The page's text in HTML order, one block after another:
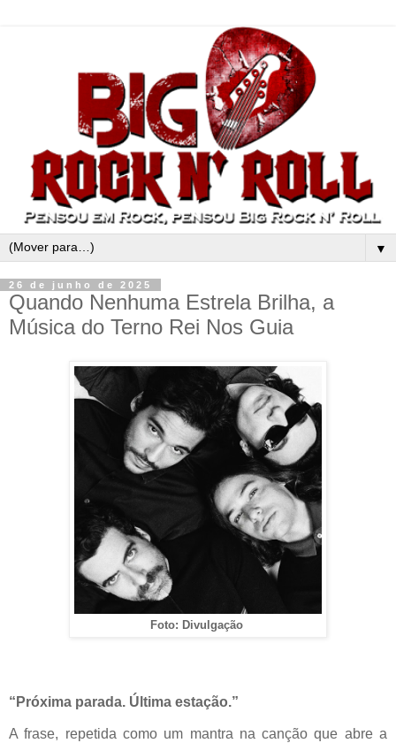
▼
26 de junho de 2025
Quando Nenhuma Estrela Brilha, a
Música do Terno Rei Nos Guia
Foto: Divulgação
“Próxima parada. Última estação.”
A frase, repetida como um mantra na canção que abre a